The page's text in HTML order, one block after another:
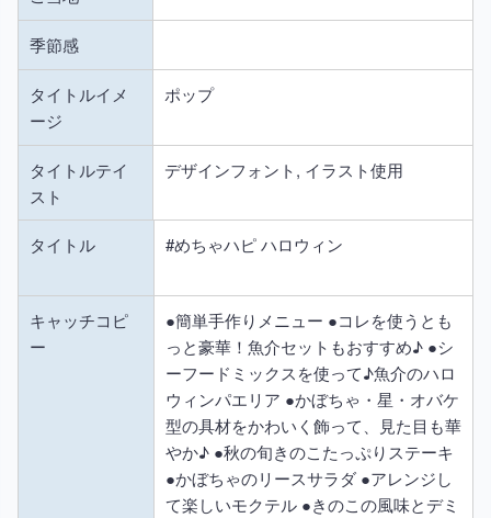
季節感
タイトルイメ
ージ
ポップ
タイトルテイ
スト
デザインフォント, イラスト使用
タイトル #めちゃハピ ハロウィン
キャッチコピ
ー
●簡単手作りメニュー ●コレを使うとも
っと豪華！魚介セットもおすすめ♪ ●シ
ーフードミックスを使って♪魚介のハロ
ウィンパエリア ●かぼちゃ・星・オバケ
型の具材をかわいく飾って、見た目も華
やか♪ ●秋の旬きのこたっぷりステーキ
●かぼちゃのリースサラダ ●アレンジし
て楽しいモクテル ●きのこの風味とデミ